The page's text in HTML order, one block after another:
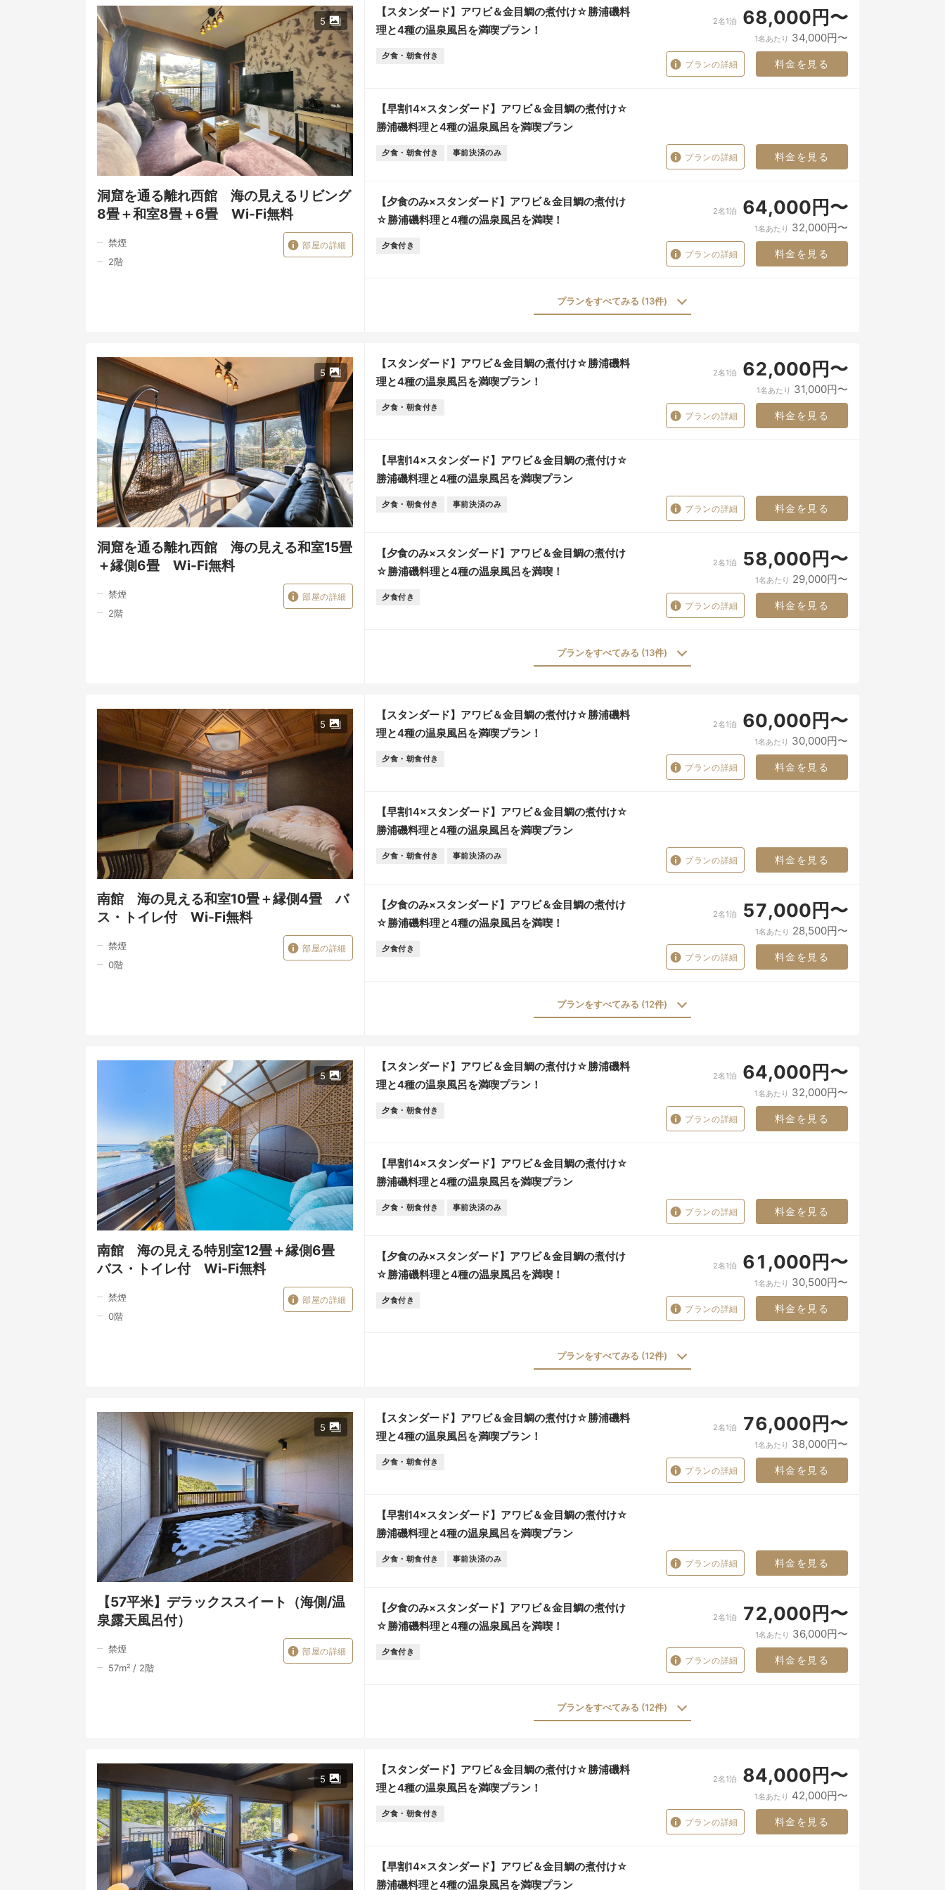
5
洞窟を通る離れ西館 海の見えるリビング
8畳＋和室8畳＋6畳 Wi-Fi無料
禁煙
2階
部屋の詳細
【スタンダード】アワビ＆金目鯛の煮付け☆勝浦磯料
理と4種の温泉風呂を満喫プラン！
夕食・朝食付き
2名1泊 68,000円〜
1名あたり 34,000円〜
プランの詳細 料金を見る
【早割14×スタンダード】アワビ＆金目鯛の煮付け☆
勝浦磯料理と4種の温泉風呂を満喫プラン
夕食・朝食付き 事前決済のみ プランの詳細 料金を見る
【夕食のみ×スタンダード】アワビ＆金目鯛の煮付け
☆勝浦磯料理と4種の温泉風呂を満喫！
夕食付き
2名1泊 64,000円〜
1名あたり 32,000円〜
プランの詳細 料金を見る
プランをすべてみる (13件)
5
洞窟を通る離れ西館 海の見える和室15畳
＋縁側6畳 Wi-Fi無料
禁煙
2階
部屋の詳細
【スタンダード】アワビ＆金目鯛の煮付け☆勝浦磯料
理と4種の温泉風呂を満喫プラン！
夕食・朝食付き
2名1泊 62,000円〜
1名あたり 31,000円〜
プランの詳細 料金を見る
【早割14×スタンダード】アワビ＆金目鯛の煮付け☆
勝浦磯料理と4種の温泉風呂を満喫プラン
夕食・朝食付き 事前決済のみ プランの詳細 料金を見る
【夕食のみ×スタンダード】アワビ＆金目鯛の煮付け
☆勝浦磯料理と4種の温泉風呂を満喫！
夕食付き
2名1泊 58,000円〜
1名あたり 29,000円〜
プランの詳細 料金を見る
プランをすべてみる (13件)
5
南館 海の見える和室10畳＋縁側4畳 バ
ス・トイレ付 Wi-Fi無料
禁煙
0階
部屋の詳細
【スタンダード】アワビ＆金目鯛の煮付け☆勝浦磯料
理と4種の温泉風呂を満喫プラン！
夕食・朝食付き
2名1泊 60,000円〜
1名あたり 30,000円〜
プランの詳細 料金を見る
【早割14×スタンダード】アワビ＆金目鯛の煮付け☆
勝浦磯料理と4種の温泉風呂を満喫プラン
夕食・朝食付き 事前決済のみ プランの詳細 料金を見る
【夕食のみ×スタンダード】アワビ＆金目鯛の煮付け
☆勝浦磯料理と4種の温泉風呂を満喫！
夕食付き
2名1泊 57,000円〜
1名あたり 28,500円〜
プランの詳細 料金を見る
プランをすべてみる (12件)
5
南館 海の見える特別室12畳＋縁側6畳
バス・トイレ付 Wi-Fi無料
禁煙
0階
部屋の詳細
【スタンダード】アワビ＆金目鯛の煮付け☆勝浦磯料
理と4種の温泉風呂を満喫プラン！
夕食・朝食付き
2名1泊 64,000円〜
1名あたり 32,000円〜
プランの詳細 料金を見る
【早割14×スタンダード】アワビ＆金目鯛の煮付け☆
勝浦磯料理と4種の温泉風呂を満喫プラン
夕食・朝食付き 事前決済のみ プランの詳細 料金を見る
【夕食のみ×スタンダード】アワビ＆金目鯛の煮付け
☆勝浦磯料理と4種の温泉風呂を満喫！
夕食付き
2名1泊 61,000円〜
1名あたり 30,500円〜
プランの詳細 料金を見る
プランをすべてみる (12件)
5
【57平米】デラックススイート（海側/温
泉露天風呂付）
禁煙
57m² / 2階
部屋の詳細
【スタンダード】アワビ＆金目鯛の煮付け☆勝浦磯料
理と4種の温泉風呂を満喫プラン！
夕食・朝食付き
2名1泊 76,000円〜
1名あたり 38,000円〜
プランの詳細 料金を見る
【早割14×スタンダード】アワビ＆金目鯛の煮付け☆
勝浦磯料理と4種の温泉風呂を満喫プラン
夕食・朝食付き 事前決済のみ プランの詳細 料金を見る
【夕食のみ×スタンダード】アワビ＆金目鯛の煮付け
☆勝浦磯料理と4種の温泉風呂を満喫！
夕食付き
2名1泊 72,000円〜
1名あたり 36,000円〜
プランの詳細 料金を見る
プランをすべてみる (12件)
5
【スタンダード】アワビ＆金目鯛の煮付け☆勝浦磯料
理と4種の温泉風呂を満喫プラン！
夕食・朝食付き
2名1泊 84,000円〜
1名あたり 42,000円〜
プランの詳細 料金を見る
【早割14×スタンダード】アワビ＆金目鯛の煮付け☆
勝浦磯料理と4種の温泉風呂を満喫プラン